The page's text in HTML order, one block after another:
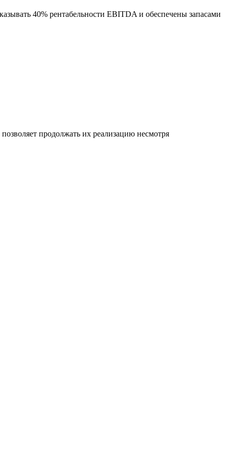
40% рентабельности EBITDA и обеспечены запасами
продолжать их реализацию несмотря